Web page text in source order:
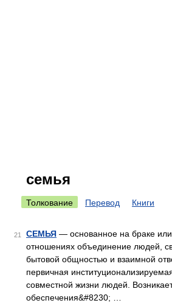
семья
Толкование Перевод Книги
21 СЕМЬЯ — основанное на браке
отношениях объединение людей,
бытовой общностью и взаимной
первичная
совместной жизни людей.
обеспечения&#8230; …